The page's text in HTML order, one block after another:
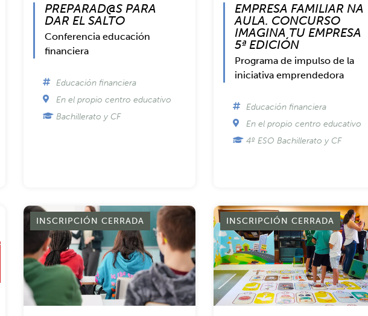
PREPARAD@S PARA
DAR EL SALTO
Conferencia educación
financiera
Educación financiera
En el propio centro educativo
Bachillerato y CF
EMPRESA FAMILIAR NA
AULA. CONCURSO
IMAGINA TU EMPRESA
5ª EDICIÓN
Programa de impulso de la
iniciativa emprendedora
Educación financiera
En el propio centro educativo
4º ESO Bachillerato y CF
INSCRIPCIÓN CERRADA INSCRIPCIÓN CERRADA